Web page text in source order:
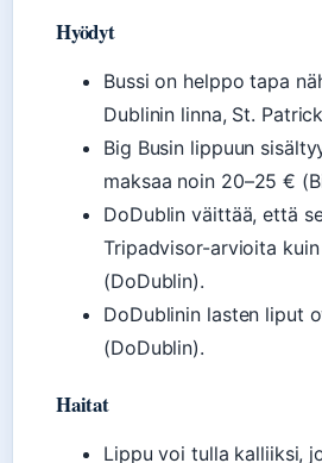
Hyödyt
Bussi on helppo tapa
Dublinin linna, St.
Big Busin lippuun
maksaa noin 20–25 €
DoDublin väittää, että
Tripadvisor-arvioita
(DoDublin).
DoDublinin lasten liput
(DoDublin).
Haitat
Lippu voi tulla kalliiksi,